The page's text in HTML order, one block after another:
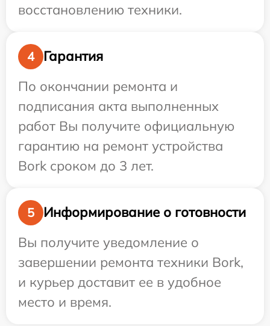
восстановлению техники.
4
Гарантия
По окончании ремонта и
подписания акта выполненных
работ Вы получите официальную
гарантию на ремонт устройства
Bork сроком до 3 лет.
5
Информирование о готовности
Вы получите уведомление о
завершении ремонта техники Bork,
и курьер доставит ее в удобное
место и время.